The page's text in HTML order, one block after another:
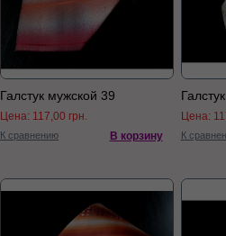
Галстук мужской 39
Цена: 117,00 грн.
К сравнению В корзину
Цена:
К